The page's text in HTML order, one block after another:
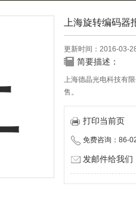
上海旋转编码器
更新时间：2016-03-
简要描述：
上海德晶光电科技有
售。
打印当前页
免费咨询：86-
发邮件给我